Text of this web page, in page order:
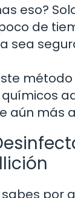
eso?
de
sea
aún más
por